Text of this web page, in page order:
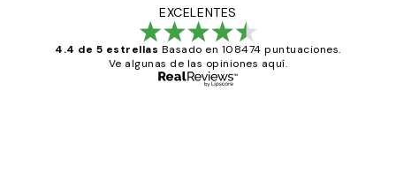
EXCELENTES
4.4 de 5 estrellas Basado en 108474 puntuaciones.
Ve algunas de las opiniones aquí.